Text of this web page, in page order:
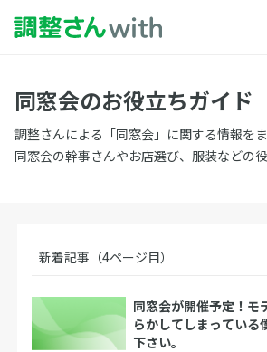
同窓会のお役立ちガイド
調整さんによる「同窓会」に関する情報を
同窓会の幹事さんやお店選び、服装などの
新着記事（4ページ目）
同窓会が開催予定！モ
らかしてしまっている
下さい。